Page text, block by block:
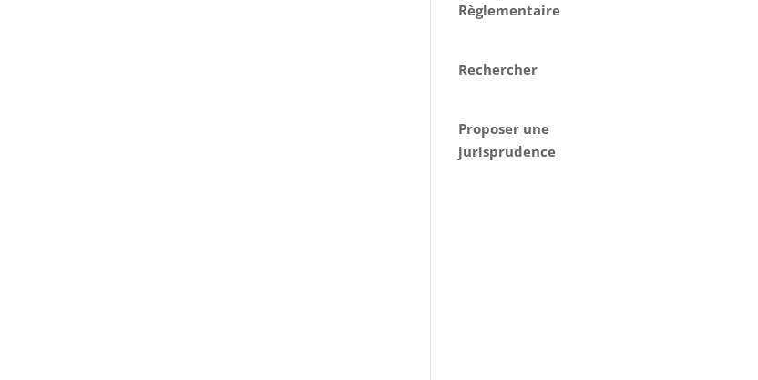
Règlementaire
Rechercher
Proposer une
jurisprudence